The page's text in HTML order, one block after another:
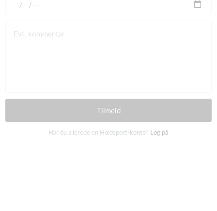
Evt. kommentar
Tilmeld
Har du allerede en Holdsport-konto? Log på